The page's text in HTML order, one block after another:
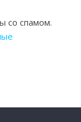
со спамом.